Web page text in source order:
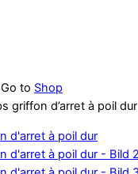
to Shop
griffon d’arret à poil dur